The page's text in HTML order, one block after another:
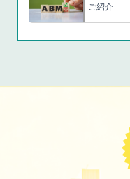
ご紹介